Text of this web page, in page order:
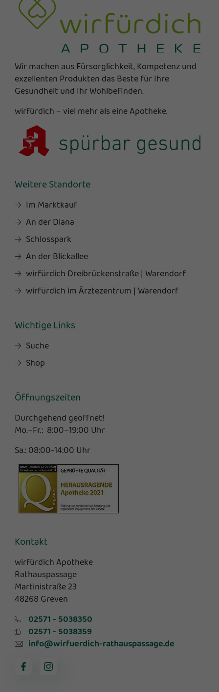
Wir machen aus Fürsorglichkeit, Kompetenz und
exzellenten Produkten das Beste für Ihre
Gesundheit und Ihr Wohlbefinden.
wirfürdich – viel mehr als eine Apotheke.
Weitere Standorte
Im Marktkauf
An der Diana
Schlosspark
An der Blickallee
wirfürdich Dreibrückenstraße | Warendorf
wirfürdich im Ärztezentrum | Warendorf
Wichtige Links
Suche
Shop
Öffnungszeiten
Durchgehend geöffnet!
Mo.–Fr.: 8:00–19:00 Uhr
Sa.: 08:00-14:00 Uhr
Kontakt
wirfürdich Apotheke
Rathauspassage
Martinistraße 23
48268 Greven
02571 - 5038350
02571 - 5038359
info@wirfuerdich-rathauspassage.de